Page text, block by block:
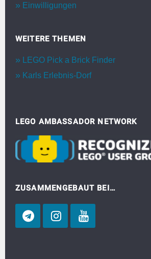
Einwilligungen
WEITERE THEMEN
LEGO Pick a Brick Finder
Karls Erlebnis-Dorf
LEGO AMBASSADOR NETWORK
ZUSAMMENGEBAUT BEI…